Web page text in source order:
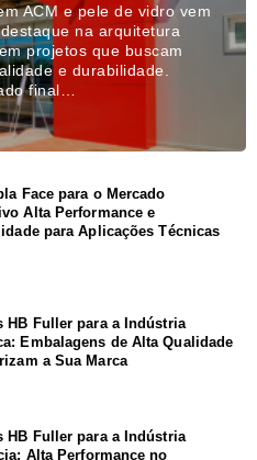
ACM e pele de vidro vem
na arquitetura
projetos que buscam
e durabilidade.
final…
Face para o Mercado
Alta Performance e
para Aplicações Técnicas
HB Fuller para a Indústria
Embalagens de Alta Qualidade
a Sua Marca
HB Fuller para a Indústria
Alta Performance no